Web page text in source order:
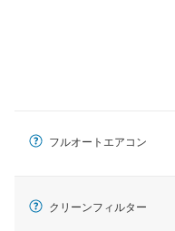
フルオートエアコン
クリーンフィルター